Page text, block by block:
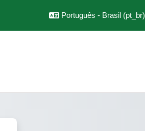
Português - Brasil ‎(pt_br)‎